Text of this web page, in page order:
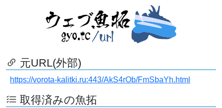
元URL(外部)
https://vorota-kalitki.ru:443/AkS4rOb/FmSbaYh.html
取得済みの魚拓